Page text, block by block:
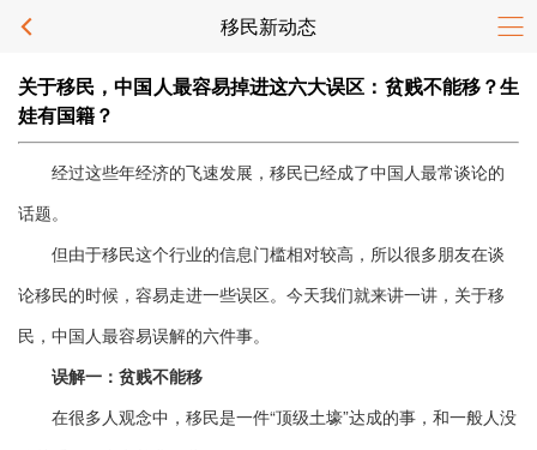
移民新动态
关于移民，中国人最容易掉进这六大误区：贫贱不能移？生
娃有国籍？
经过这些年经济的飞速发展，移民已经成了中国人最常谈论的
话题。
但由于移民这个行业的信息门槛相对较高，所以很多朋友在谈
论移民的时候，容易走进一些误区。今天我们就来讲一讲，关于移
民，中国人最容易误解的六件事。
误解一：贫贱不能移
在很多人观念中，移民是一件“顶级土壕”达成的事，和一般人没